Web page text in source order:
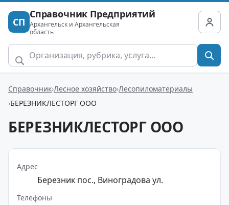
СП
Справочник Предприятий
Архангельск и Архангельская
область
Справочник Лесное хозяйство Лесопиломатериалы
БЕРЕЗНИКЛЕСТОРГ ООО
БЕРЕЗНИКЛЕСТОРГ ООО
Адрес
Березник пос., Виноградова ул.
Телефоны